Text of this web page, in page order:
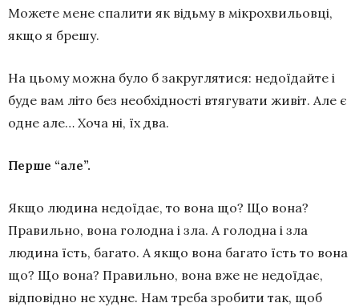
Можете мене спалити як відьму в мікрохвильовці,
якщо я брешу.
На цьому можна було б закруглятися: недоїдайте і
буде вам літо без необхідності втягувати живіт. Але є
одне але… Хоча ні, їх два.
Перше “але”.
Якщо людина недоїдає, то вона що? Що вона?
Правильно, вона голодна і зла. А голодна і зла
людина їсть, багато. А якщо вона багато їсть то вона
що? Що вона? Правильно, вона вже не недоїдає,
відповідно не худне. Нам треба зробити так, щоб